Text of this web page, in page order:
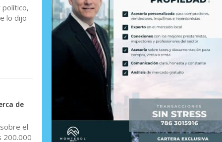
político,
lo dijo
de
el
200.000